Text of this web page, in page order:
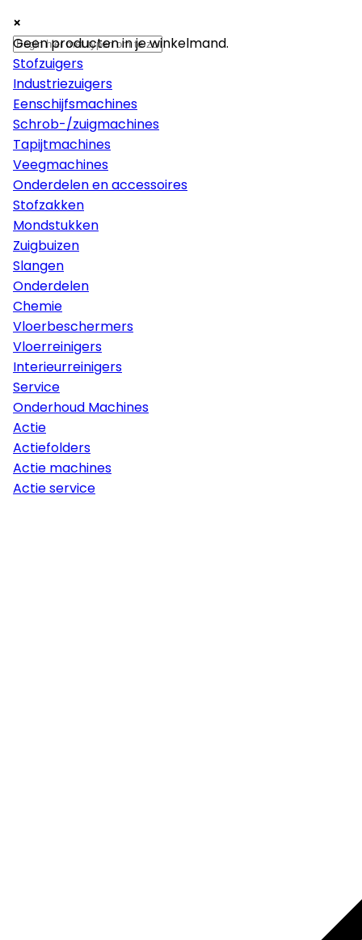
×
Machines
Stofzuigers
Industriezuigers
Eenschijfsmachines
Schrob-/zuigmachines
Tapijtmachines
Veegmachines
Onderdelen en accessoires
Stofzakken
Mondstukken
Zuigbuizen
Slangen
Onderdelen
Chemie
Vloerbeschermers
Vloerreinigers
Interieurreinigers
Service
Onderhoud Machines
Actie
Actiefolders
Actie machines
Actie service
×
×
Geen producten in je winkelmand.